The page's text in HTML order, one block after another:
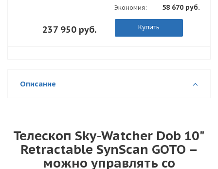
Экономия: 58 670 руб.
237 950 руб. Купить
Описание
Телескоп Sky-Watcher Dob 10"
Retractable SynScan GOTO –
можно управлять со